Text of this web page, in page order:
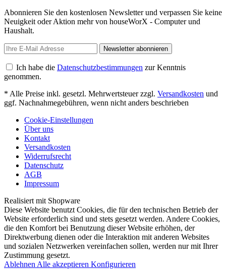
Abonnieren Sie den kostenlosen Newsletter und verpassen Sie keine
Neuigkeit oder Aktion mehr von houseWorX - Computer und
Haushalt.
Newsletter abonnieren
Ich habe die Datenschutzbestimmungen zur Kenntnis
genommen.
* Alle Preise inkl. gesetzl. Mehrwertsteuer zzgl. Versandkosten und
ggf. Nachnahmegebühren, wenn nicht anders beschrieben
Cookie-Einstellungen
Über uns
Kontakt
Versandkosten
Widerrufsrecht
Datenschutz
AGB
Impressum
Realisiert mit Shopware
Diese Website benutzt Cookies, die für den technischen Betrieb der
Website erforderlich sind und stets gesetzt werden. Andere Cookies,
die den Komfort bei Benutzung dieser Website erhöhen, der
Direktwerbung dienen oder die Interaktion mit anderen Websites
und sozialen Netzwerken vereinfachen sollen, werden nur mit Ihrer
Zustimmung gesetzt.
Ablehnen Alle akzeptieren Konfigurieren